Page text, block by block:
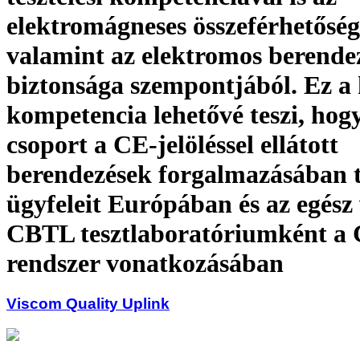
elektromágneses
valamint az elektromos
biztonsága szempontjából. Ez a
kompetencia lehetővé teszi,
csoport a CE-jelöléssel ellátott
berendezések forgalmazásában
ügyfeleit Európában és az
CBTL tesztlaboratóriumként a
rendszer vonatkozásában
Viscom Quality Uplink